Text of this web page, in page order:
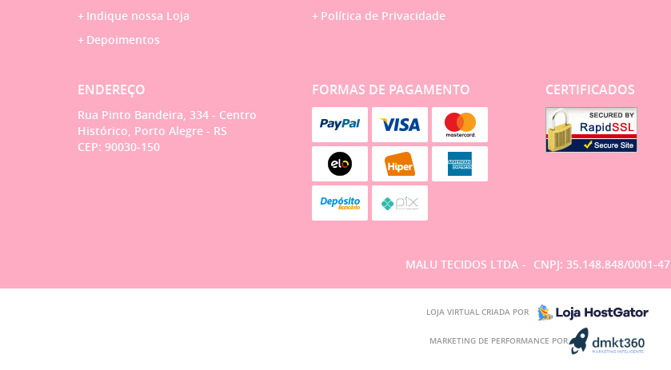
Indique nossa Loja
Depoimentos
Política de Privacidade
ENDEREÇO
Rua Pinto Bandeira, 334 - Centro
Histórico, Porto Alegre - RS
CEP: 90030-150
FORMAS DE PAGAMENTO CERTIFICADOS
MALU TECIDOS LTDA CNPJ: 35.148.848/0001-47
LOJA VIRTUAL CRIADA POR
MARKETING DE PERFORMANCE POR